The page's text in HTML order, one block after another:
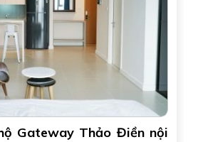
Gateway Thảo Điền nội